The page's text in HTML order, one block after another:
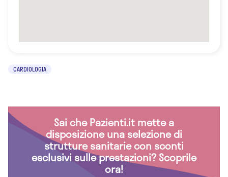
CARDIOLOGIA
Sai che Pazienti.it mette a
disposizione una selezione di
strutture sanitarie con sconti
esclusivi sulle prestazioni? Scoprile
ora!